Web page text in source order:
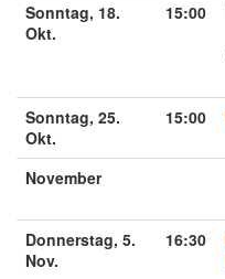
Sonntag, 18.
Okt.
15:00
Sonntag, 25.
Okt.
15:00
November
Donnerstag, 5.
Nov.
16:30